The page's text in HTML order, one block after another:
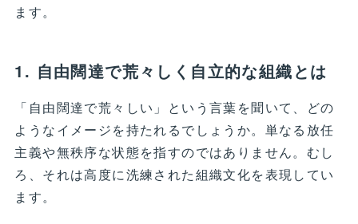
ます。
1. 自由闊達で荒々しく自立的な組織とは
「自由闊達で荒々しい」という言葉を聞いて、どの
ようなイメージを持たれるでしょうか。単なる放任
主義や無秩序な状態を指すのではありません。むし
ろ、それは高度に洗練された組織文化を表現してい
ます。